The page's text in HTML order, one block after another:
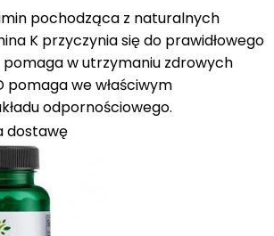
pochodząca z naturalnych
K przyczynia się do prawidłowego
pomaga w utrzymaniu zdrowych
pomaga we właściwym
odpornościowego.
dostawę